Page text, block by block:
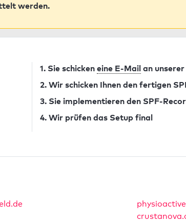
werden.
1. Sie schicken eine E-Mail an
2. Wir schicken Ihnen den fertigen
3. Sie implementieren den SPF-
4. Wir prüfen das Setup final